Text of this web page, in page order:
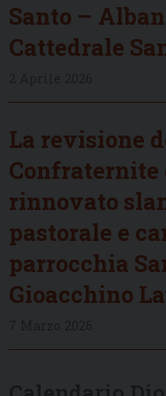
Santo –
Cattedrale
La revisione
Confraternite
rinnovato
pastorale e
parrocchia
Gioacchino